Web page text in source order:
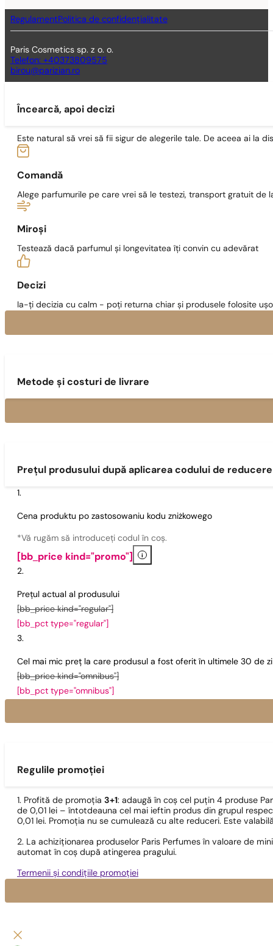
RegulamentPolitica de confidențialitate
Paris Cosmetics sp. z o. o.
Telefon: +40373809575
birou@parizian.ro
Încearcă, apoi decizi
Este natural să vrei să fii sigur de alegerile tale. De aceea ai la
Comandă
Alege parfumurile pe care vrei să le testezi, transport gratuit de
Miroși
Testează dacă parfumul și longevitatea îți convin cu adevărat
Decizi
Ia-ți decizia cu calm - poți returna chiar și produsele folosite
Metode și costuri de livrare
Prețul produsului după aplicarea codului de reducere
Cena produktu po zastosowaniu kodu zniżkowego
*Vă rugăm să introduceți codul în coș.
[bb_price kind="promo"] i
Prețul actual al produsului
[bb_price kind="regular"]
[bb_pct type="regular"]
Cel mai mic preț la care produsul a fost oferit în ultimele 30 de
[bb_price kind="omnibus"]
[bb_pct type="omnibus"]
Regulile promoției
1. Profită de promoția 3+1: adaugă în coș cel puțin 4 produse
de 0,01 lei – întotdeauna cel mai ieftin produs din grupul
0,01 lei. Promoția nu se cumulează cu alte reduceri. Este
2. La achiziționarea produselor Paris Perfumes în valoare de
automat în coș după atingerea pragului.
Termenii și condițiile promoției